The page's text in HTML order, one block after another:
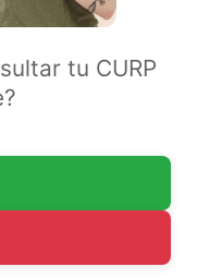
tu CURP